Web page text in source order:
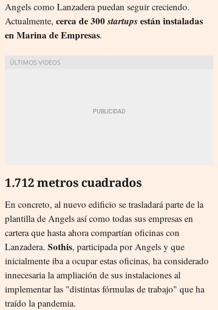
Angels como Lanzadera puedan seguir creciendo.
Actualmente, cerca de 300startupsestán instaladas
en Marina de Empresas.
1.712 metros cuadrados
En concreto, al nuevo edificio se trasladará parte de la
plantilla de Angels así como todas sus empresas en
cartera que hasta ahora compartían oficinas con
Lanzadera. Sothis, participada por Angels y que
inicialmente iba a ocupar estas oficinas, ha considerado
innecesaria la ampliación de sus instalaciones al
implementar las "distintas fórmulas de trabajo" que ha
traído la pandemia.